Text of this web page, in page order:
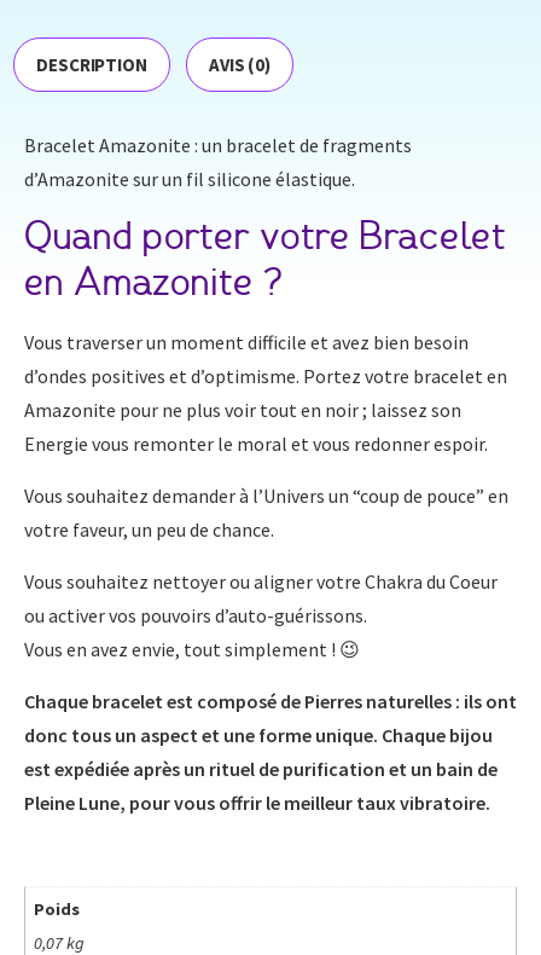
DESCRIPTION AVIS (0)
Bracelet Amazonite : un bracelet de fragments
d’Amazonite sur un fil silicone élastique.
Quand porter votre Bracelet
en Amazonite ?
Vous traverser un moment difficile et avez bien besoin
d’ondes positives et d’optimisme. Portez votre bracelet en
Amazonite pour ne plus voir tout en noir ; laissez son
Energie vous remonter le moral et vous redonner espoir.
Vous souhaitez demander à l’Univers un “coup de pouce” en
votre faveur, un peu de chance.
Vous souhaitez nettoyer ou aligner votre Chakra du Coeur
ou activer vos pouvoirs d’auto-guérissons.
Vous en avez envie, tout simplement ! 😉
Chaque bracelet est composé de Pierres naturelles : ils ont
donc tous un aspect et une forme unique. Chaque bijou
est expédiée après un rituel de purification et un bain de
Pleine Lune, pour vous offrir le meilleur taux vibratoire.
Poids
0,07 kg